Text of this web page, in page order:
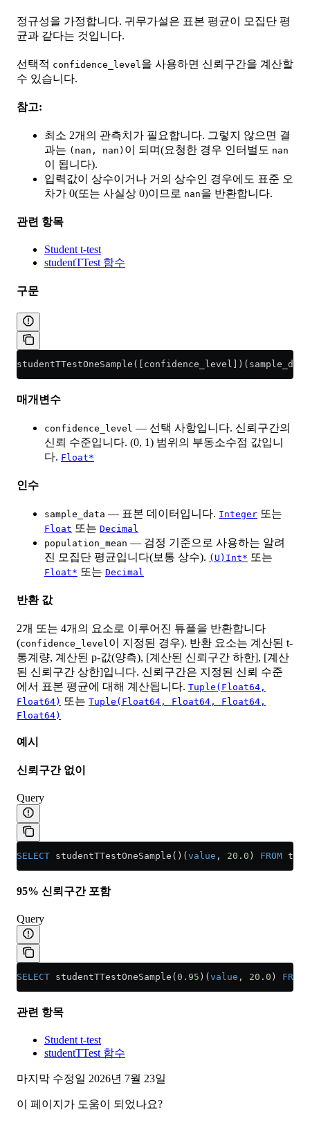
정규성을 가정합니다. 귀무가설은 표본 평균이 모집단 평
균과 같다는 것입니다.
선택적 confidence_level을 사용하면 신뢰구간을 계산할
수 있습니다.
참고:
최소 2개의 관측치가 필요합니다. 그렇지 않으면 결
과는 (nan, nan) 이 되며(요청한 경우 인터벌도 nan
이 됩니다).
입력값이 상수이거나 거의 상수인 경우에도 표준 오
차가 0(또는 사실상 0)이므로 nan을 반환합니다.
관련 항목
Student t-test
studentTTest 함수
구문
매개변수
confidence_level — 선택 사항입니다. 신뢰구간의
신뢰 수준입니다. (0, 1) 범위의 부동소수점 값입니
다. Float*
인수
sample_data — 표본 데이터입니다. Integer 또는
Float 또는 Decimal
population_mean — 검정 기준으로 사용하는 알려
진 모집단 평균입니다(보통 상수). (U)Int* 또는
Float* 또는 Decimal
반환 값
2개 또는 4개의 요소로 이루어진 튜플을 반환합니다
(confidence_level이 지정된 경우). 반환 요소는 계산된 t-
통계량, 계산된 p-값(양측), [계산된 신뢰구간 하한], [계산
된 신뢰구간 상한]입니다. 신뢰구간은 지정된 신뢰 수준
에서 표본 평균에 대해 계산됩니다. Tuple(Float64,
Float64) 또는 Tuple(Float64, Float64, Float64,
Float64)
예시
신뢰구간 없이
Query
SELECT studentTTestOneSample()( value , 20 . 0 ) FROM t;
95% 신뢰구간 포함
Query
SELECT studentTTestOneSample( 0 . 95 )( value , 20 . 0 ) FROM
관련 항목
Student t-test
studentTTest 함수
마지막 수정일 2026년 7월 23일
이 페이지가 도움이 되었나요?